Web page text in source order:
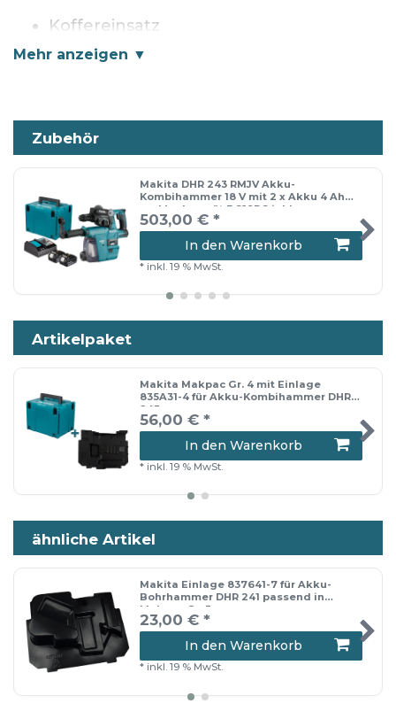
Koffereinsatz
einem neutralen Versandkarton.
Zubehör
Makita DHR 243 RMJV Akku-
Kombihammer 18 V mit 2 x Akku 4 Ah
und Ladegerät DC18RC inkl.
Absaugung im Makpac Gr. 4
503,00 € *
In den Warenkorb
* inkl. 19 % MwSt.
Artikelpaket
Makita Makpac Gr. 4 mit Einlage
835A31-4 für Akku-Kombihammer DHR
243
56,00 € *
In den Warenkorb
* inkl. 19 % MwSt.
ähnliche Artikel
Makita Einlage 837641-7 für Akku-
Bohrhammer DHR 241 passend in
Makpac Gr. 3
23,00 € *
In den Warenkorb
* inkl. 19 % MwSt.